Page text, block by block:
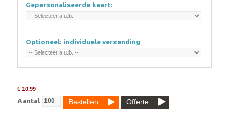
Gepersonaliseerde kaart:
Optioneel: individuele verzending
€ 10,99
Aantal Bestellen Offerte